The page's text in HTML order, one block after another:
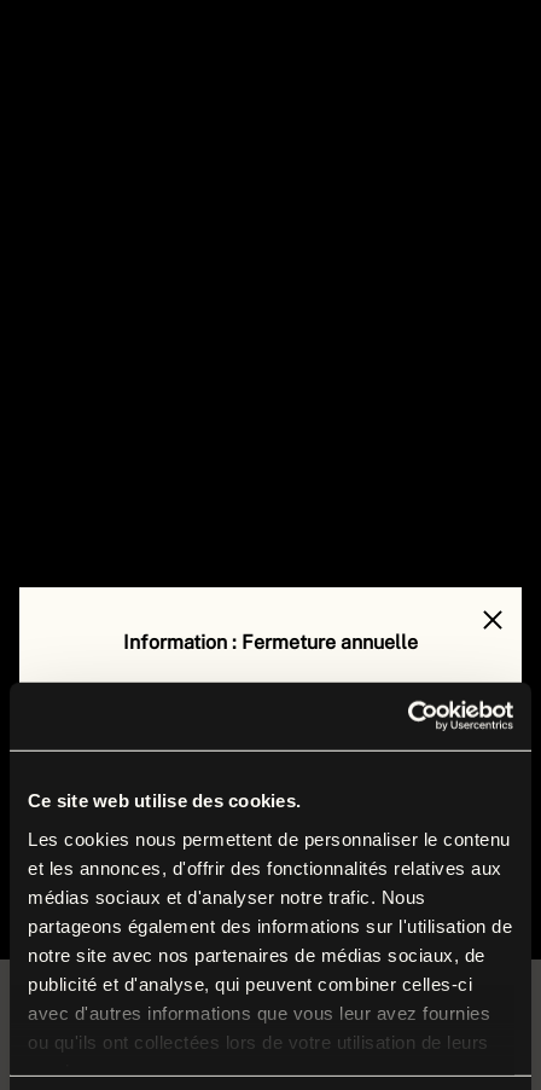
Ce site web utilise des cookies.
Les cookies nous permettent de personnaliser le contenu
et les annonces, d'offrir des fonctionnalités relatives aux
médias sociaux et d'analyser notre trafic. Nous
partageons également des informations sur l'utilisation de
notre site avec nos partenaires de médias sociaux, de
publicité et d'analyse, qui peuvent combiner celles-ci
avec d'autres informations que vous leur avez fournies
ou qu'ils ont collectées lors de votre utilisation de leurs
services.
Information : Fermeture annuelle
Le musée de la Grande Guerre est fermé au public
lundi 17 août au vendredi 4 septembre 2026
Durant cette période, nos équipes préparent la
rentrée et poursuivent leurs missions autour des
collections et du musée.
Nous vous donnons rendez-vous dès lesamedi 5
septembrepour la réouverture à l’occasion du
Week-end de Reconstitution historique 1914-1918
Évènements Actuellement
Du plus ancien au plus récent